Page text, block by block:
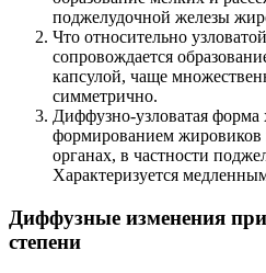
поджелудочной железы
Что относительно
сопровождается
капсулой, чаще
симметрично.
Диффузно-узловатая форма
формированием жировиков
органах, в частности
Характеризуется
Диффузные изменения
степени